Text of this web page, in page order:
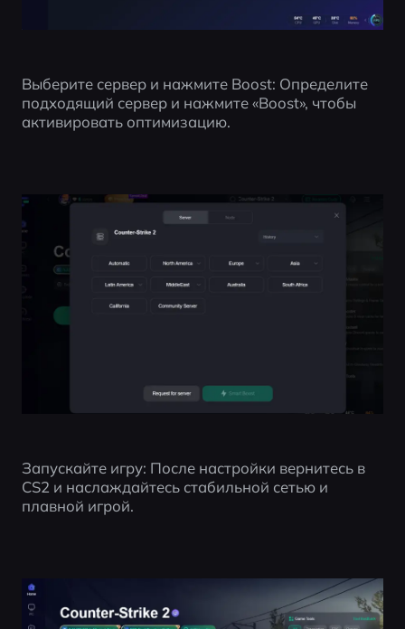
Выберите сервер и нажмите Boost: Определите
подходящий сервер и нажмите «Boost», чтобы
активировать оптимизацию.
Запускайте игру: После настройки вернитесь в
CS2 и наслаждайтесь стабильной сетью и
плавной игрой.